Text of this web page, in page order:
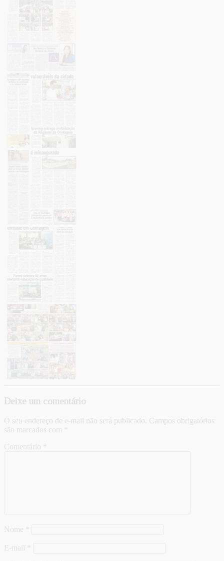
Deixe um comentário
O seu endereço de e-mail não será publicado. Campos obrigatórios
são marcados com
Comentário
Nome
E-mail